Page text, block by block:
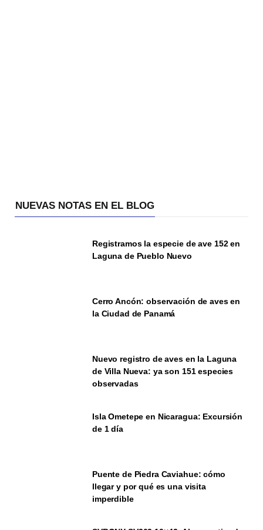
NUEVAS NOTAS EN EL BLOG
Registramos la especie de ave 152 en
Laguna de Pueblo Nuevo
Cerro Ancón: observación de aves en
la Ciudad de Panamá
Nuevo registro de aves en la Laguna
de Villa Nueva: ya son 151 especies
observadas
Isla Ometepe en Nicaragua: Excursión
de 1 día
Puente de Piedra Caviahue: cómo
llegar y por qué es una visita
imperdible